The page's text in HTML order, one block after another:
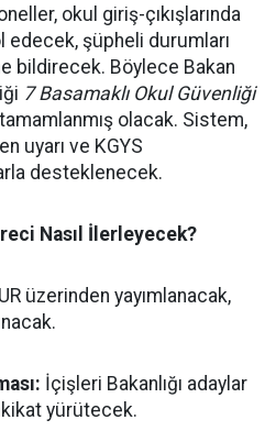
okul giriş-çıkışlarında
şüpheli durumları
bildirecek. Böylece Bakan
7 Basamaklı Okul Güvenliği
olacak. Sistem,
uyarı ve KGYS
desteklenecek.
Nasıl İlerleyecek?
üzerinden yayımlanacak,
İçişleri Bakanlığı adaylar
yürütecek.